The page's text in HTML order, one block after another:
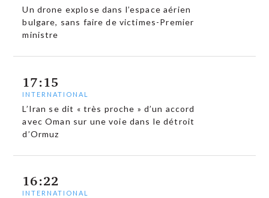
Un drone explose dans l’espace aérien
bulgare, sans faire de victimes-Premier
ministre
17:15
INTERNATIONAL
L’Iran se dit « très proche » d’un accord
avec Oman sur une voie dans le détroit
d’Ormuz
16:22
INTERNATIONAL